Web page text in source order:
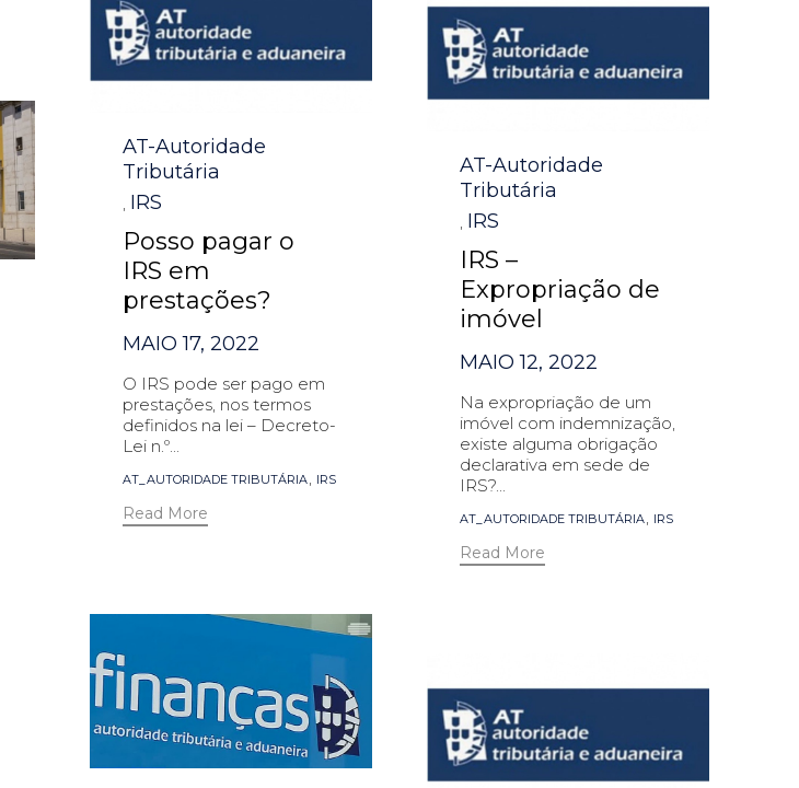
Category
AT-Autoridade
Tributária
IRS
Posso pagar o
IRS em
prestações?
MAIO 17, 2022
O IRS pode ser pago em
prestações, nos termos
definidos na lei – Decreto-
Lei n.º...
Tags
AT_AUTORIDADE TRIBUTÁRIA, IRS
Read More
Category
AT-Autoridade
Tributária
IRS
IRS –
Expropriação de
imóvel
MAIO 12, 2022
Na expropriação de um
imóvel com indemnização,
existe alguma obrigação
declarativa em sede de
IRS?...
Tags
AT_AUTORIDADE TRIBUTÁRIA, IRS
Read More